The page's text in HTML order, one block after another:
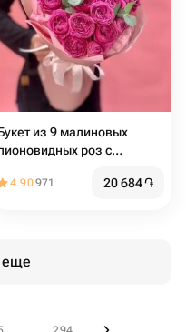
из 9 малиновых
роз с
4.90971 20 684֏
еще